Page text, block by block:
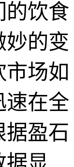
的饮食
妙的变
场如
速在全
据盈石